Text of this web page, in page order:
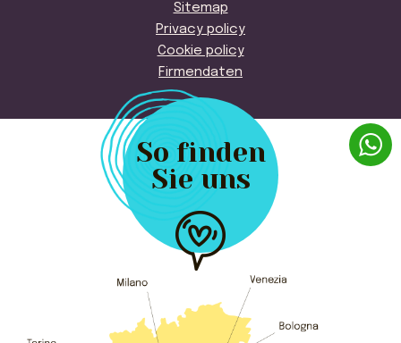
Sitemap
Privacy policy
Cookie policy
Firmendaten
So finden
Sie uns